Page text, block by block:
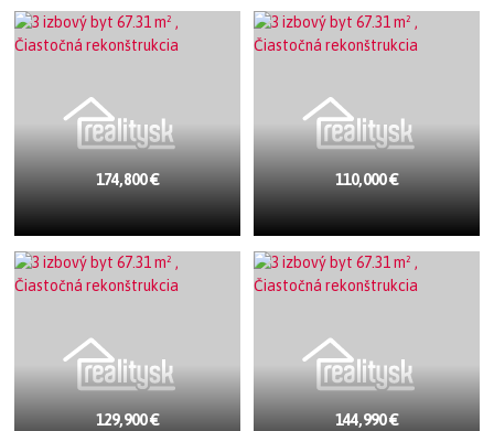
174,800 € 110,000 €
129,900 € 144,990 €